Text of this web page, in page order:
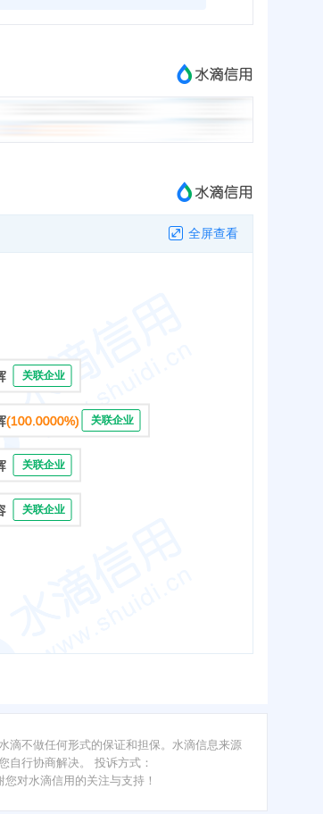
全屏查看
关联企业
(100.0000%) 关联企业
关联企业
关联企业
滴不做任何形式的保证和担保。水滴信息来源
自行协商解决。 投诉方式：
对水滴信用的关注与支持！